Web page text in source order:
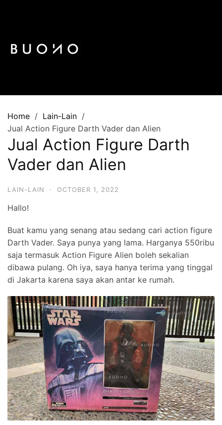
Home
Lain-Lain
Jual Action Figure Darth Vader dan Alien
Jual Action Figure Darth
Vader dan Alien
LAIN-LAIN · OCTOBER 1, 2022
Hallo!
Buat kamu yang senang atau sedang cari action figure
Darth Vader. Saya punya yang lama. Harganya 550ribu
saja termasuk Action Figure Alien boleh sekalian
dibawa pulang. Oh iya, saya hanya terima yang tinggal
di Jakarta karena saya akan antar ke rumah.